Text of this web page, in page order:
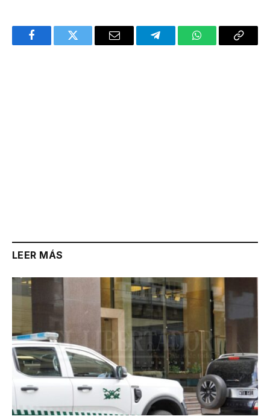
FacebookTwitter Email TelegramWhatsAppCopy
LEER MÁS